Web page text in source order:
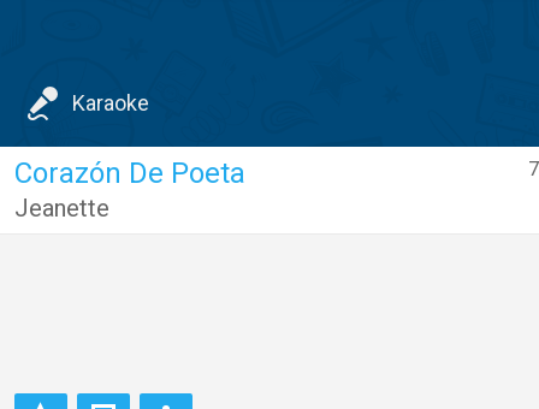
Karaoke
Corazón De Poeta
Jeanette